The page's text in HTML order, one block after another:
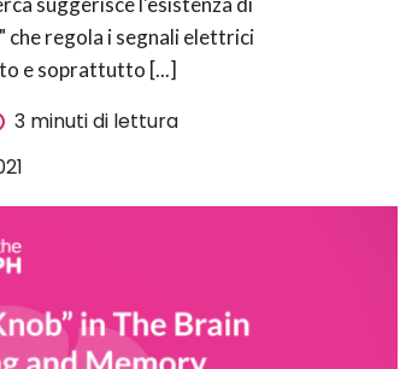
che regola i segnali elettrici
e soprattutto [...]
3 minuti di lettura